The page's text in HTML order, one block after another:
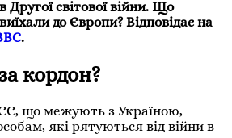
Другої світової війни. Що
до Європи? Відповідає на
.
кордон?
що межують з Україною,
які рятуються від війни в